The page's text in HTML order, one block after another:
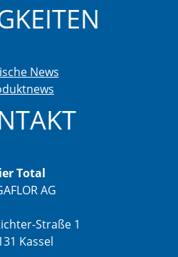
News
Total
AG
Straße 1
Kassel